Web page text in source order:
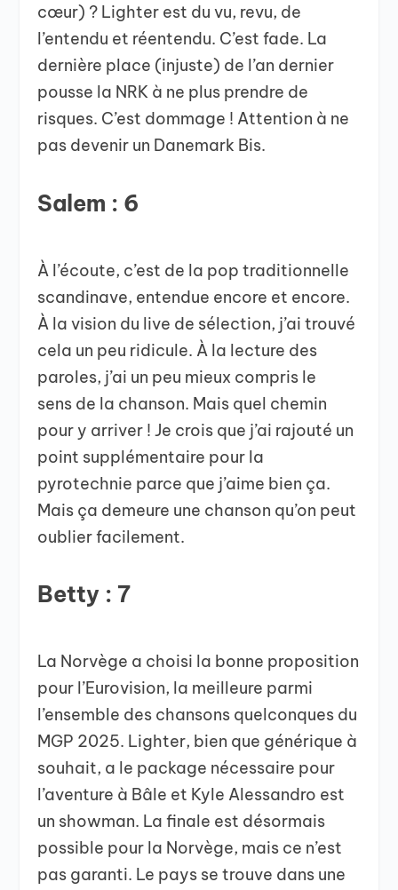
cœur) ? Lighter est du vu, revu, de
l’entendu et réentendu. C’est fade. La
dernière place (injuste) de l’an dernier
pousse la NRK à ne plus prendre de
risques. C’est dommage ! Attention à ne
pas devenir un Danemark Bis.
Salem : 6
À l’écoute, c’est de la pop traditionnelle
scandinave, entendue encore et encore.
À la vision du live de sélection, j’ai trouvé
cela un peu ridicule. À la lecture des
paroles, j’ai un peu mieux compris le
sens de la chanson. Mais quel chemin
pour y arriver ! Je crois que j’ai rajouté un
point supplémentaire pour la
pyrotechnie parce que j’aime bien ça.
Mais ça demeure une chanson qu’on peut
oublier facilement.
Betty : 7
La Norvège a choisi la bonne proposition
pour l’Eurovision, la meilleure parmi
l’ensemble des chansons quelconques du
MGP 2025. Lighter, bien que générique à
souhait, a le package nécessaire pour
l’aventure à Bâle et Kyle Alessandro est
un showman. La finale est désormais
possible pour la Norvège, mais ce n’est
pas garanti. Le pays se trouve dans une